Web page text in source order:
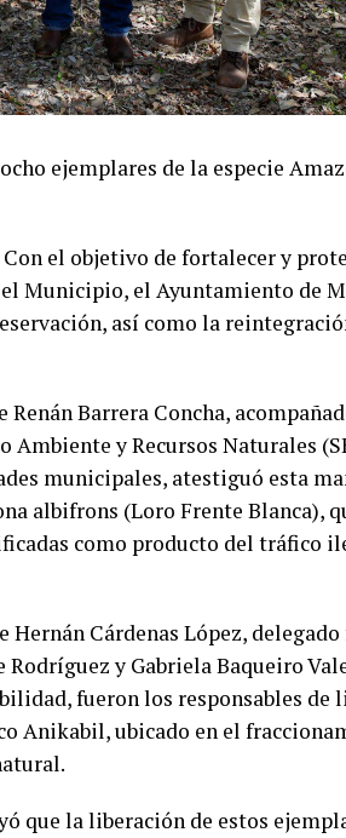
ejemplares de la especie
Con el objetivo de fortalecer y
Municipio, el Ayuntamiento de
así como la
Barrera Concha,
Ambiente y Recursos Naturales
municipales, atestiguó esta
albifrons (Loro Frente Blanca),
como producto del tráfico
Cárdenas López,
Rodríguez y Gabriela Baqueiro
fueron los responsables de
Anikabil, ubicado en el
que la liberación de estos